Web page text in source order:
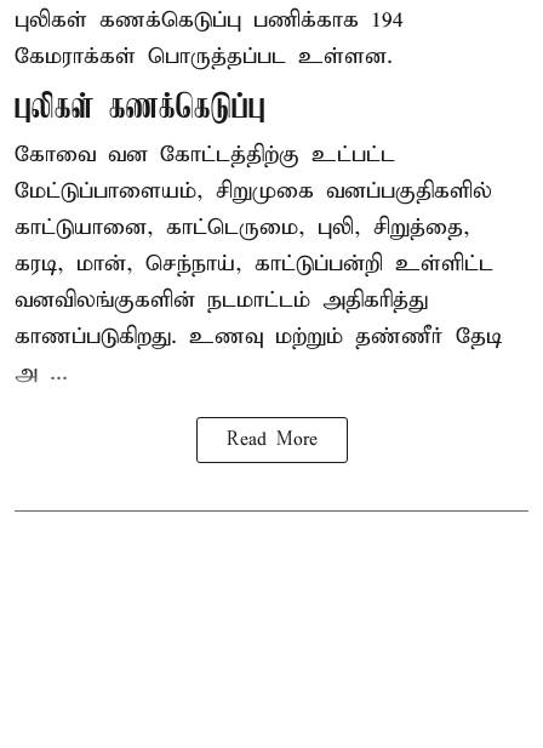
புலிகள் கணக்கெடுப்பு பணிக்காக 194
கேமராக்கள் பொருத்தப்பட உள்ளன.
புலிகள் கணக்கெடுப்பு
கோவை வன கோட்டத்திற்கு உட்பட்ட
மேட்டுப்பாளையம், சிறுமுகை வனப்பகுதிகளில்
காட்டுயானை, காட்டெருமை, புலி, சிறுத்தை,
கரடி, மான், செந்நாய், காட்டுப்பன்றி உள்ளிட்ட
வனவிலங்குகளின் நடமாட்டம் அதிகரித்து
காணப்படுகிறது. உணவு மற்றும் தண்ணீர் தேடி
அ ...
Read More